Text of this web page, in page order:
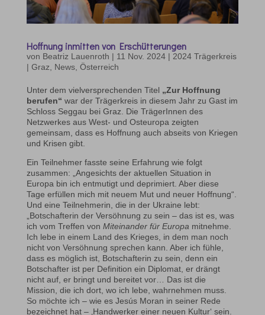
Hoffnung inmitten von Erschütterungen
von Beatriz Lauenroth | 11 Nov. 2024| 2024 Trägerkreis
| Graz, News, Österreich
Unter dem vielversprechenden Titel „Zur Hoffnung
berufen“ war der Trägerkreis in diesem Jahr zu Gast im
Schloss Seggau bei Graz. Die TrägerInnen des
Netzwerkes aus West- und Osteuropa zeigten
gemeinsam, dass es Hoffnung auch abseits von Kriegen
und Krisen gibt.
Ein Teilnehmer fasste seine Erfahrung wie folgt
zusammen: „Angesichts der aktuellen Situation in
Europa bin ich entmutigt und deprimiert. Aber diese
Tage erfüllen mich mit neuem Mut und neuer Hoffnung“.
Und eine Teilnehmerin, die in der Ukraine lebt:
„Botschafterin der Versöhnung zu sein – das ist es, was
ich vom Treffen von Miteinander für Europa mitnehme.
Ich lebe in einem Land des Krieges, in dem man noch
nicht von Versöhnung sprechen kann. Aber ich fühle,
dass es möglich ist, Botschafterin zu sein, denn ein
Botschafter ist per Definition ein Diplomat, er drängt
nicht auf, er bringt und bereitet vor… Das ist die
Mission, die ich dort, wo ich lebe, wahrnehmen muss.
So möchte ich – wie es Jesús Moran in seiner Rede
bezeichnet hat – ‚Handwerker einer neuen Kultur‘ sein.